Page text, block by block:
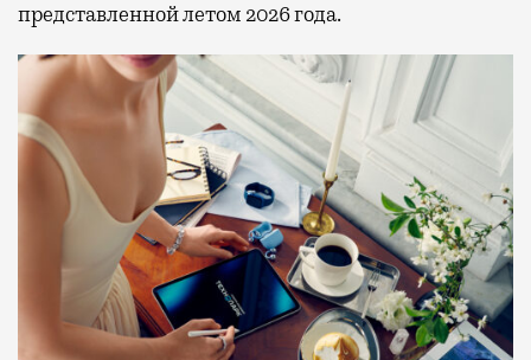
представленной летом 2026 года.